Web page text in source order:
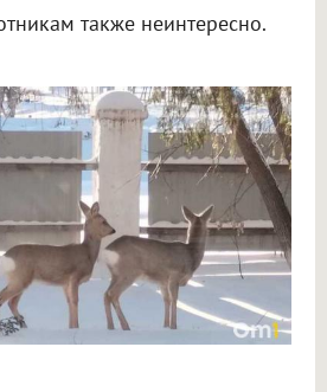
также неинтересно.